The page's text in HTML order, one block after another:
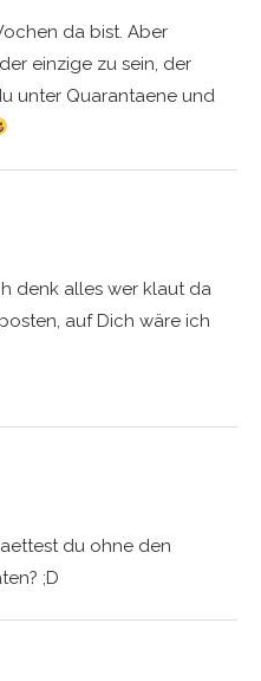
da bist. Aber
einzige zu sein, der
unter Quarantaene und
denk alles wer klaut da
auf Dich wäre ich
du ohne den
;D